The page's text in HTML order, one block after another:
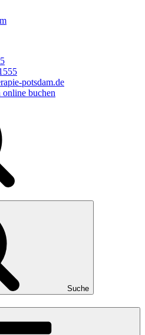
potsdam.de
online buchen
Suche